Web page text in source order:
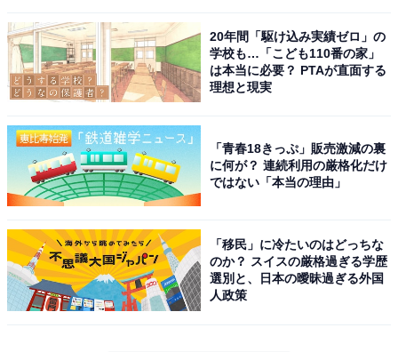
このトレンドに対して、アメリカの大学の間でも対応が
分かれました。難関私立大学やアイビーリーグの多くが
「提出は任意」にとどめたのに対し、公立大学であるカ
彼らが採用したのは、スコアを提出しても入試の判定で
は一切使わない、つまり「提出しても意味がない」とい
う完全な不採用方式です。
公立大学として、経済的に恵まれない学生にも広く教育
の機会を提供したい、入試から親の経済力による格差を
排除したいという強い理念が背景にありました。
20年間「駆け込み実績ゼロ」の
学校も…「こども110番の家」
は本当に必要？ PTAが直面する
理想と現実
「青春18きっぷ」販売激減の裏
に何が？ 連続利用の厳格化だけ
ではない「本当の理由」
「移民」に冷たいのはどっちな
のか？ スイスの厳格過ぎる学歴
選別と、日本の曖昧過ぎる外国
人政策